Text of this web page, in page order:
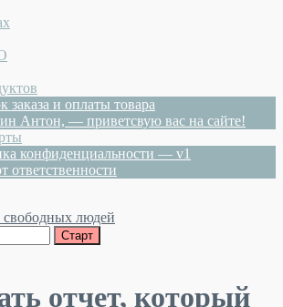
заказа и оплаты товара
Антон, — приветсвую вас на сайте!
конфиденциальности — v1
ответственности
отчет, который